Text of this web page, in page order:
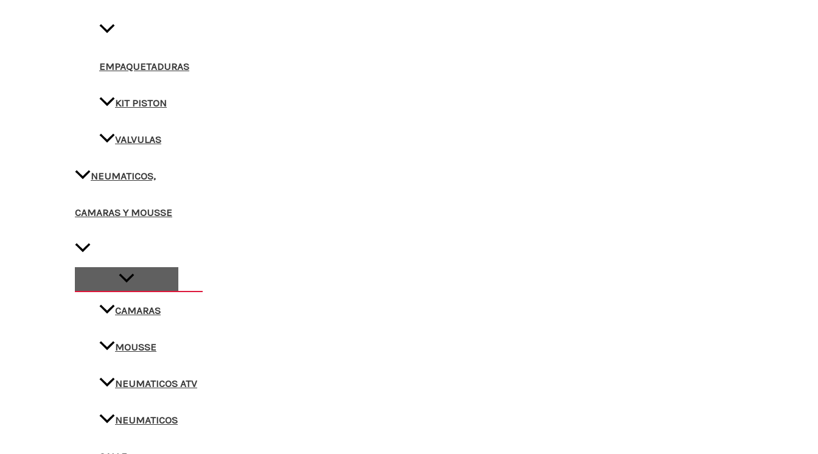
EMPAQUETADURAS
KIT PISTON
VALVULAS
NEUMATICOS,
CAMARAS Y MOUSSE
CAMARAS
MOUSSE
NEUMATICOS ATV
NEUMATICOS